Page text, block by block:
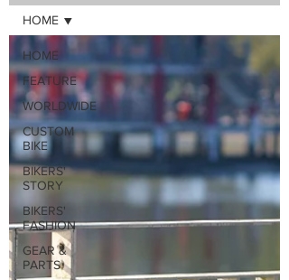
HOME
FEATURE
WORLDWIDE
CUSTOM
BIKE
BIKERS'
STORY
BIKERS'
FASHION
GEAR &
PARTS
HOME